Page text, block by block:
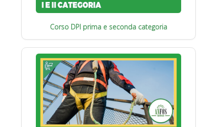
Corso DPI prima e seconda categoria